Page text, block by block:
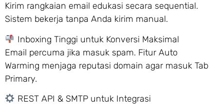
Kirim rangkaian email edukasi secara sequential.
Sistem bekerja tanpa Anda kirim manual.
Inboxing Tinggi untuk Konversi Maksimal
Email percuma jika masuk spam. Fitur Auto
Warming menjaga reputasi domain agar masuk Tab
Primary.
REST API & SMTP untuk Integrasi